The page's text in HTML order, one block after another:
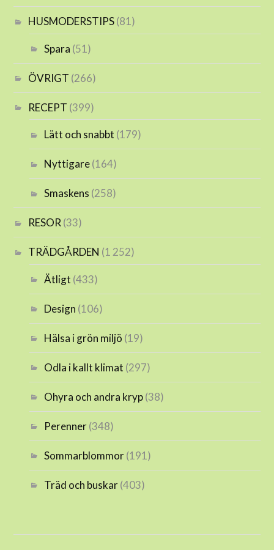
HUSMODERSTIPS(81)
Spara (51)
ÖVRIGT (266)
RECEPT (399)
Lätt och snabbt (179)
Nyttigare(164)
Smaskens (258)
RESOR (33)
TRÄDGÅRDEN (1 252)
Ätligt (433)
Design (106)
Hälsa i grön miljö (19)
Odla i kallt klimat (297)
Ohyra och andra kryp(38)
Perenner(348)
Sommarblommor(191)
Träd och buskar(403)